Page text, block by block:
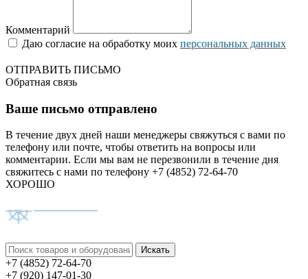
Комментарий
Даю согласие на обработку моих персональных данных
ОТПРАВИТЬ ПИСЬМО
Обратная связь
Ваше письмо отправлено
В течение двух дней наши менеджеры свяжуться с вами по
телефону или почте, чтобы ответить на вопросы или
комментарии. Если мы вам не перезвонили в течение дня
свяжитесь с нами по телефону +7 (4852) 72-64-70
ХОРОШО
+7 (4852) 72-64-70
+7 (920) 147-01-30